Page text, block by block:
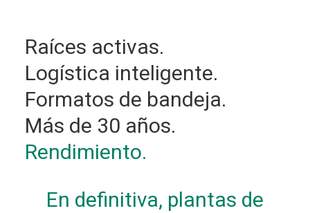
Raíces activas.
Logística inteligente.
Formatos de bandeja.
Más de 30 años.
Rendimiento.
En definitiva, plantas de